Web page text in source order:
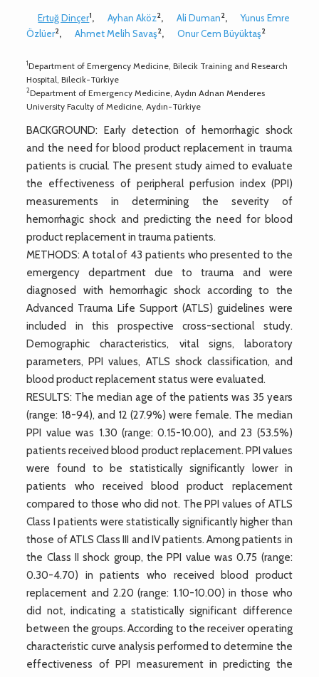
Ertuğ Dinçer1, Ayhan Aköz2, Ali Duman2,
Yunus Emre
Özlüer2, Ahmet Melih Savaş2, Onur Cem Büyüktaş2
1Department of Emergency Medicine, Bilecik Training and Research
Hospital, Bilecik-Türkiye
2Department of Emergency Medicine, Aydın Adnan Menderes
University Faculty of Medicine, Aydın-Türkiye
BACKGROUND: Early detection of hemorrhagic shock
and the need for blood product replacement in trauma
patients is crucial. The present study aimed to evaluate
the effectiveness of peripheral perfusion index (PPI)
measurements in determining the severity of
hemorrhagic shock and predicting the need for blood
product replacement in trauma patients.
METHODS: A total of 43 patients who presented to the
emergency department due to trauma and were
diagnosed with hemorrhagic shock according to the
Advanced Trauma Life Support (ATLS) guidelines were
included in this prospective cross-sectional study.
Demographic characteristics, vital signs, laboratory
parameters, PPI values, ATLS shock classification, and
blood product replacement status were evaluated.
RESULTS: The median age of the patients was 35 years
(range: 18-94), and 12 (27.9%) were female. The median
PPI value was 1.30 (range: 0.15-10.00), and 23 (53.5%)
patients received blood product replacement. PPI values
were found to be statistically significantly lower in
patients who received blood product replacement
compared to those who did not. The PPI values of ATLS
Class I patients were statistically significantly higher than
those of ATLS Class III and IV patients. Among patients in
the Class II shock group, the PPI value was 0.75 (range:
0.30-4.70) in patients who received blood product
replacement and 2.20 (range: 1.10-10.00) in those who
did not, indicating a statistically significant difference
between the groups. According to the receiver operating
characteristic curve analysis performed to determine the
effectiveness of PPI measurement in predicting the